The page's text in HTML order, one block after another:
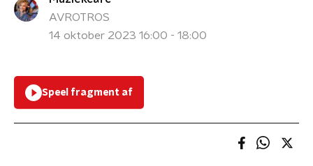
AVROTROS
14 oktober 2023 16:00 - 18:00
Speel fragment af